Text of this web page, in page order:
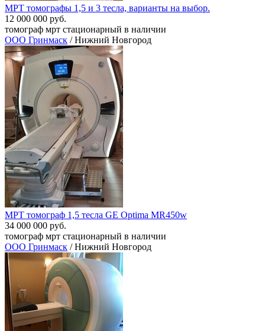
МРТ томографы 1,5 и 3 тесла, варианты на выбор.
12 000 000 руб.
томограф мрт стационарный в наличии
ООО Гринмаск / Нижний Новгород
МРТ томограф 1,5 тесла GE Optima MR450w
34 000 000 руб.
томограф мрт стационарный в наличии
ООО Гринмаск / Нижний Новгород